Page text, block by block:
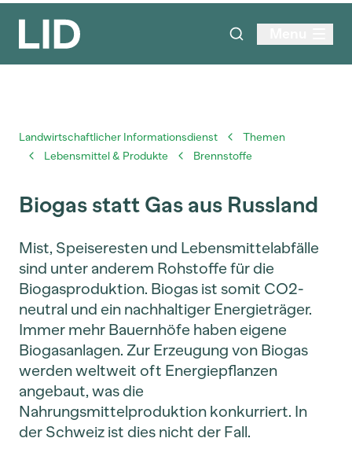
Landwirtschaftlicher Informationsdienst
Themen
Lebensmittel & Produkte
Brennstoffe
Biogas statt Gas aus Russland
Mist, Speiseresten und Lebensmittelabfälle
sind unter anderem Rohstoffe für die
Biogasproduktion. Biogas ist somit CO2-
neutral und ein nachhaltiger Energieträger.
Immer mehr Bauernhöfe haben eigene
Biogasanlagen. Zur Erzeugung von Biogas
werden weltweit oft Energiepflanzen
angebaut, was die
Nahrungsmittelproduktion konkurriert. In
der Schweiz ist dies nicht der Fall.